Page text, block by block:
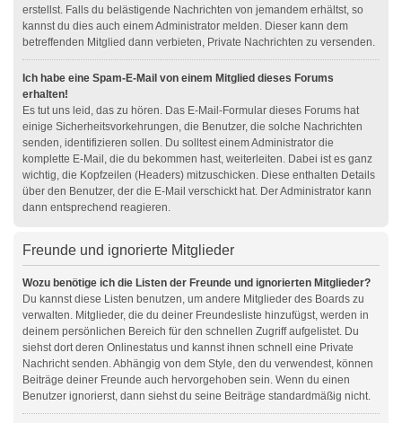
erstellst. Falls du belästigende Nachrichten von jemandem erhältst, so
kannst du dies auch einem Administrator melden. Dieser kann dem
betreffenden Mitglied dann verbieten, Private Nachrichten zu versenden.
Ich habe eine Spam-E-Mail von einem Mitglied dieses Forums
erhalten!
Es tut uns leid, das zu hören. Das E-Mail-Formular dieses Forums hat
einige Sicherheitsvorkehrungen, die Benutzer, die solche Nachrichten
senden, identifizieren sollen. Du solltest einem Administrator die
komplette E-Mail, die du bekommen hast, weiterleiten. Dabei ist es ganz
wichtig, die Kopfzeilen (Headers) mitzuschicken. Diese enthalten Details
über den Benutzer, der die E-Mail verschickt hat. Der Administrator kann
dann entsprechend reagieren.
Freunde und ignorierte Mitglieder
Wozu benötige ich die Listen der Freunde und ignorierten Mitglieder?
Du kannst diese Listen benutzen, um andere Mitglieder des Boards zu
verwalten. Mitglieder, die du deiner Freundesliste hinzufügst, werden in
deinem persönlichen Bereich für den schnellen Zugriff aufgelistet. Du
siehst dort deren Onlinestatus und kannst ihnen schnell eine Private
Nachricht senden. Abhängig von dem Style, den du verwendest, können
Beiträge deiner Freunde auch hervorgehoben sein. Wenn du einen
Benutzer ignorierst, dann siehst du seine Beiträge standardmäßig nicht.